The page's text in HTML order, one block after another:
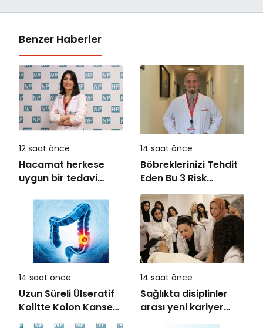
Benzer Haberler
12 saat önce
Hacamat herkese
uygun bir tedavi
14 saat önce
Böbreklerinizi Tehdit
Eden Bu 3 Risk
Faktörüne Dikkat!
14 saat önce
Uzun Süreli Ülseratif
Kolitte Kolon Kanseri
Riski Artıyor mu?
14 saat önce
Sağlıkta disiplinler
arası yeni kariyer